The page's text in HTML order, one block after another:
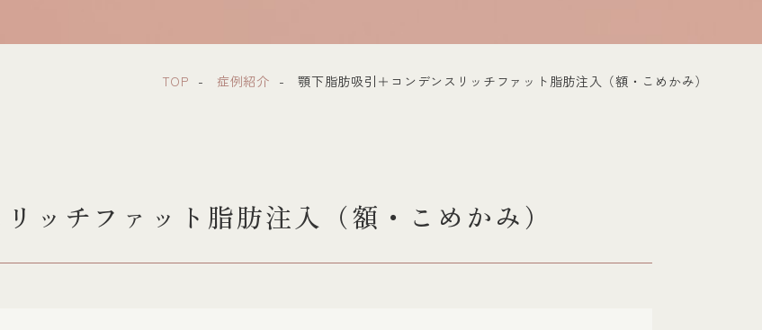
TOP 症例紹介 顎下脂肪吸引＋コンデンスリッチファット脂肪注入（額・こめかみ）
ッチファット脂肪注入（額・こめかみ）